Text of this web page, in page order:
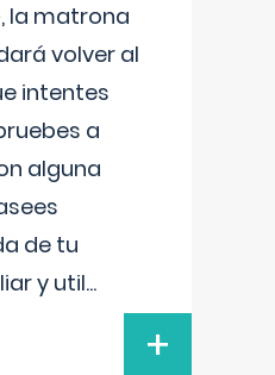
la matrona
volver al
intentes
a
alguna
de tu
y util...
+